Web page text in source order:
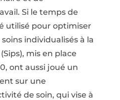
Si le temps de
utilisé pour optimiser
individualisés à la
mis en place
ont aussi joué un
sur une
de soin, qui vise à